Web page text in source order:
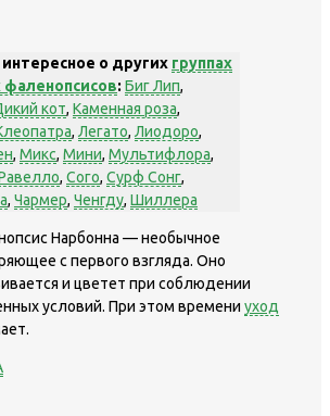
о других группах
фаленопсисов: Биг Лип,
кот, Каменная роза,
, Легато, Лиодоро,
, Микс, Мини, Мультифлора,
, Сого, Сурф Сонг,
, Чармер, Ченгду, Шиллера
Нарбонна — необычное
с первого взгляда. Оно
и цветет при соблюдении
условий. При этом времени уход